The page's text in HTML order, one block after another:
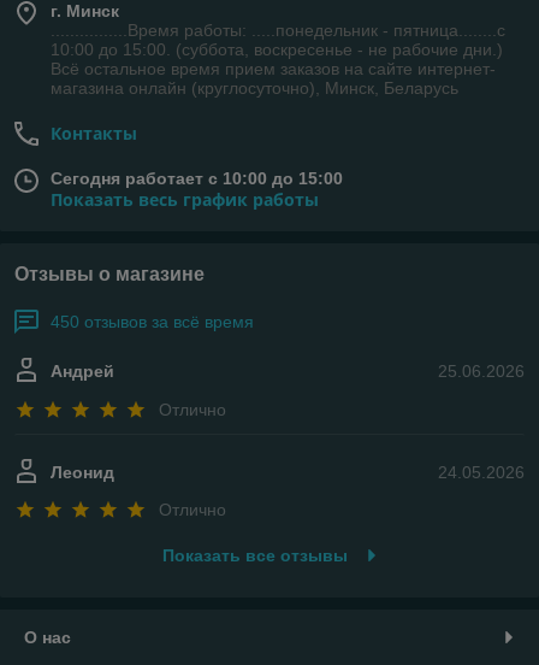
г. Минск
................Время работы: .....понедельник - пятница........с
10:00 до 15:00. (суббота, воскресенье - не рабочие дни.)
Всё остальное время прием заказов на сайте интернет-
магазина онлайн (круглосуточно), Минск, Беларусь
Контакты
Сегодня работает с 10:00 до 15:00
Показать весь график работы
Отзывы о магазине
450 отзывов за всё время
25.06.2026
Андрей
Отлично
24.05.2026
Леонид
Отлично
Показать все отзывы
О нас